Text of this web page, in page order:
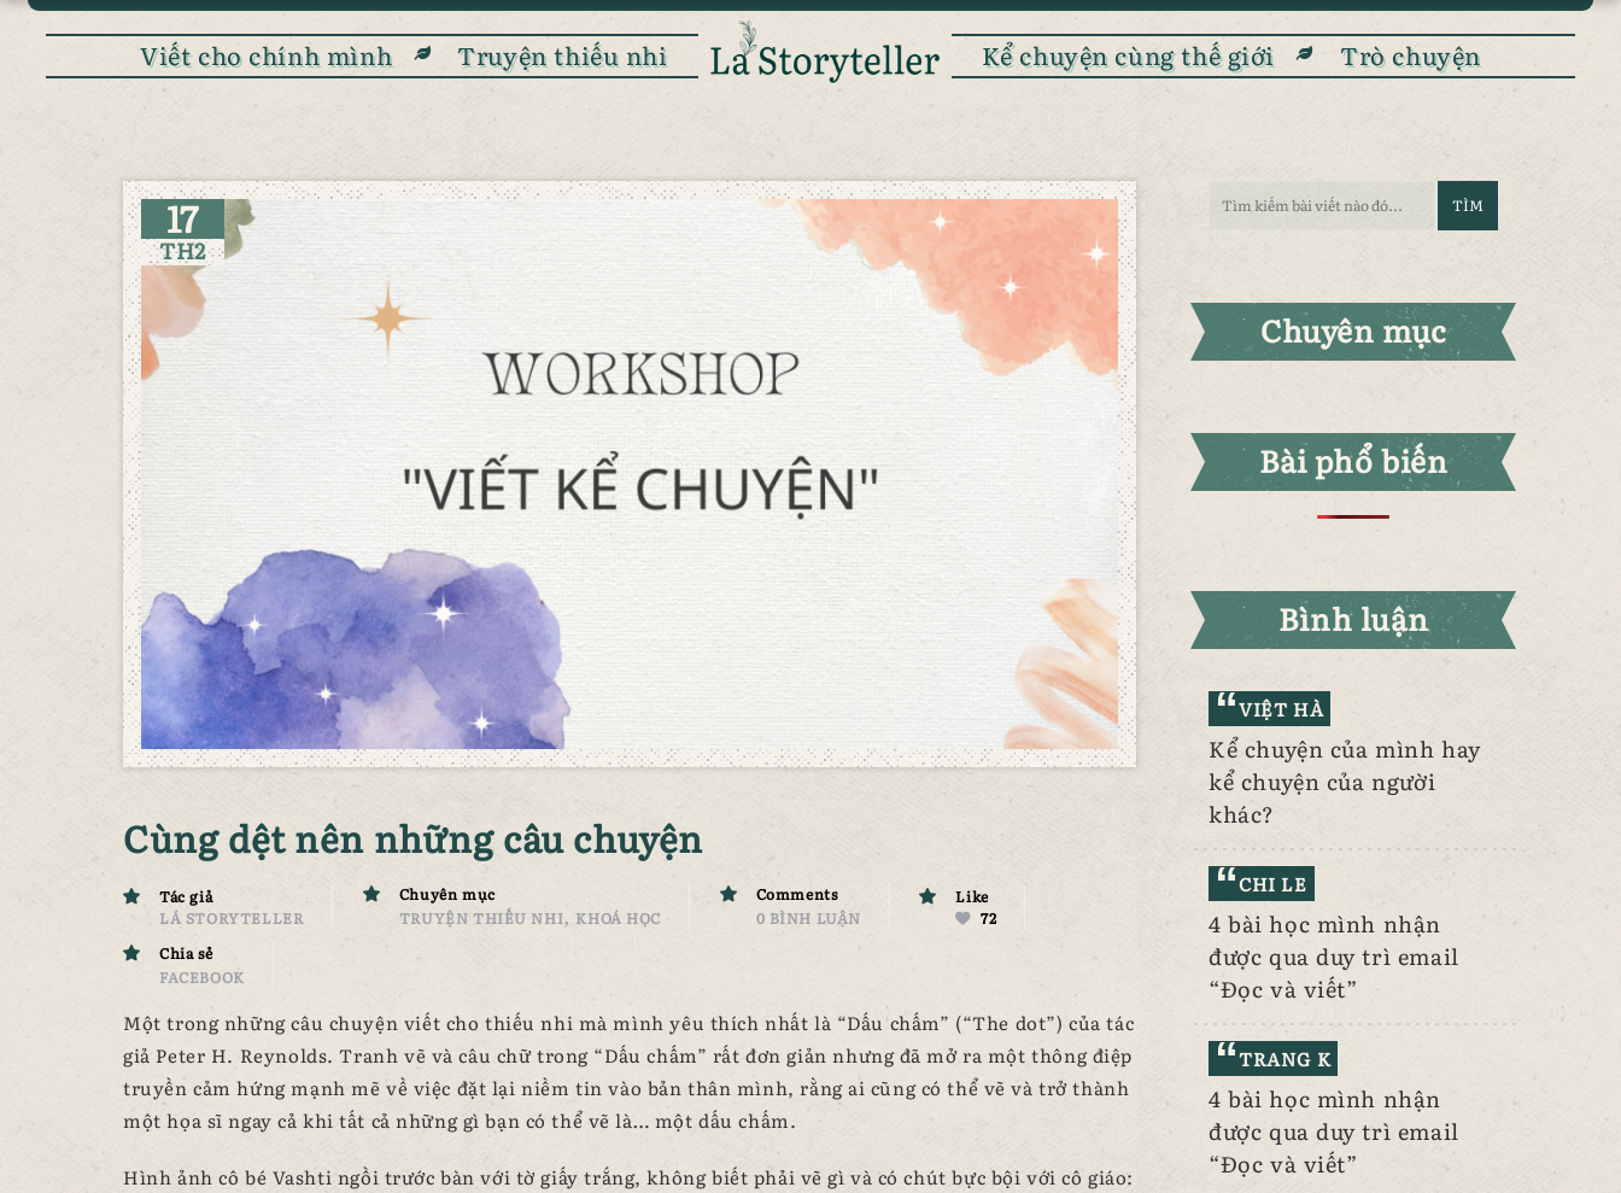
Viết cho chính mình Truyện thiếu nhi Kể chuyện cùng thế giới Trò chuyện
Chuyên mục
Bài phổ biến
Bình luận
VIỆT HÀ
Kể chuyện của mình hay
kể chuyện của người
khác?
CHI LE
4 bài học mình nhận
được qua duy trì email
“Đọc và viết”
TRANG K
4 bài học mình nhận
được qua duy trì email
“Đọc và viết”
17
TH2
Cùng dệt nên những câu chuyện
Tác giả
LÁ STORYTELLER
Chuyên mục
TRUYỆN THIẾU NHI, KHOÁ HỌC
Comments
0 BÌNH LUẬN
Like
72
Chia sẻ
FACEBOOK
Một trong những câu chuyện viết cho thiếu nhi mà mình yêu thích nhất là “Dấu chấm” (“The dot”) của tác
giả Peter H. Reynolds. Tranh vẽ và câu chữ trong “Dấu chấm” rất đơn giản nhưng đã mở ra một thông điệp
truyền cảm hứng mạnh mẽ về việc đặt lại niềm tin vào bản thân mình, rằng ai cũng có thể vẽ và trở thành
một họa sĩ ngay cả khi tất cả những gì bạn có thể vẽ là… một dấu chấm.
Hình ảnh cô bé Vashti ngồi trước bàn với tờ giấy trắng, không biết phải vẽ gì và có chút bực bội với cô giáo: